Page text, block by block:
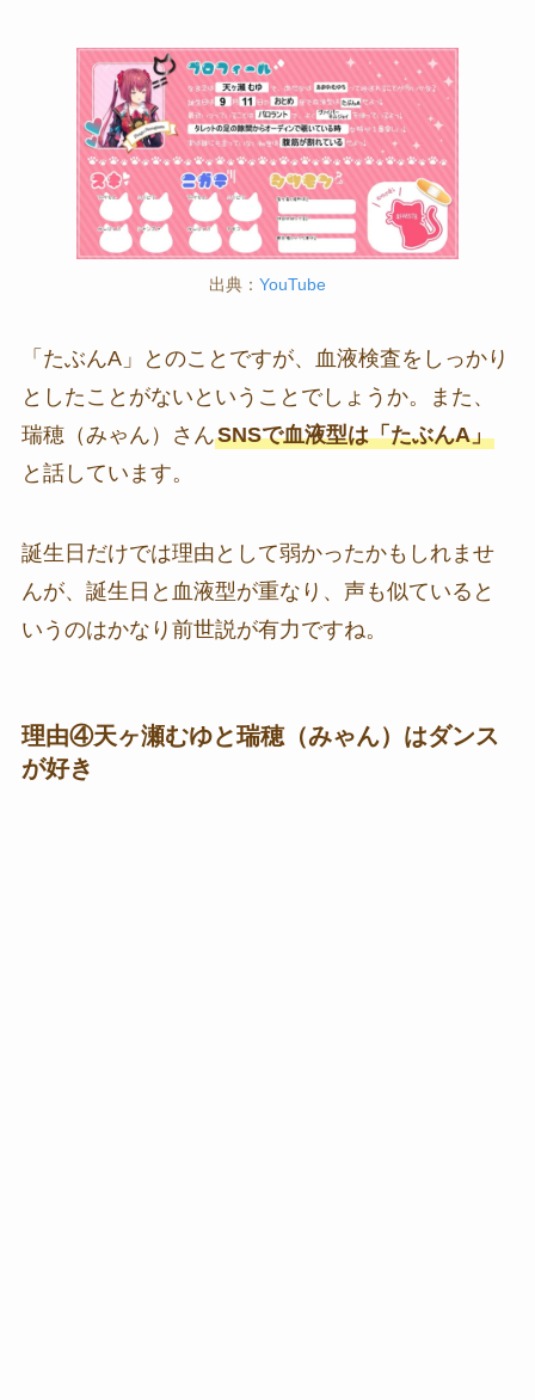
出典： YouTube
「たぶんA」とのことですが、血液検査をしっかり
としたことがないということでしょうか。また、
瑞穂（みゃん）さんSNSで血液型は「たぶんA」
と話しています。
誕生日だけでは理由として弱かったかもしれませ
んが、誕生日と血液型が重なり、声も似ていると
いうのはかなり前世説が有力ですね。
理由④天ヶ瀬むゆと瑞穂（みゃん）はダンス
が好き